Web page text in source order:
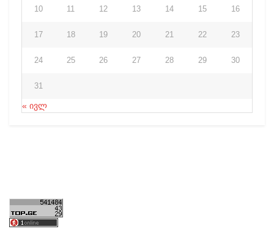
10 11 12 13 14 15 16
17 18 19 20 21 22 23
24 25 26 27 28 29 30
31
« ივლ